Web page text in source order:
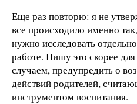
Еще раз повторю: я не
все происходило именно
нужно исследовать
работе. Пишу это скорее
случаем, предупредить о
действий родителей,
инструментом воспитания.